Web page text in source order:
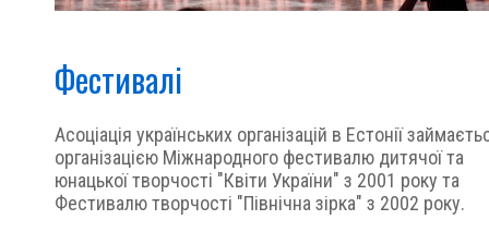
Фестивалі
Асоціація українських організацій в Естонії
організацією Міжнародного фестивалю дитячої та
юнацької творчості "Квіти України" з 2001 року та
Фестивалю творчості "Північна зірка" з 2002 року.